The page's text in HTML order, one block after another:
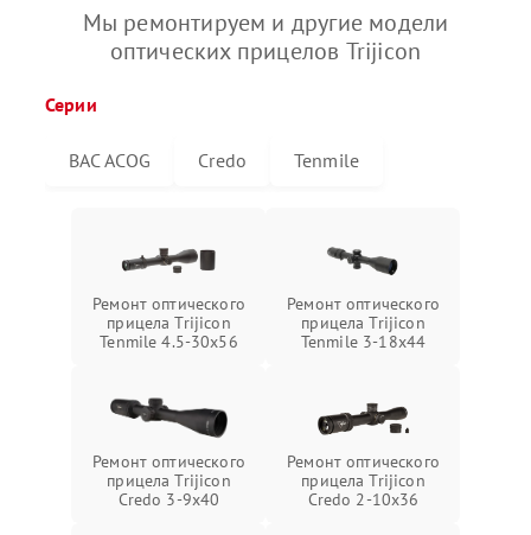
Мы ремонтируем и другие модели
оптических прицелов Trijicon
Серии
BAC ACOG Credo Tenmile
Ремонт оптического
прицела Trijicon
Tenmile 4.5-30x56
Ремонт оптического
прицела Trijicon
Tenmile 3-18x44
Ремонт оптического
прицела Trijicon
Credo 3-9x40
Ремонт оптического
прицела Trijicon
Credo 2-10x36